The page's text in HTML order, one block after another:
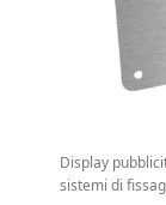
Display
sistemi di